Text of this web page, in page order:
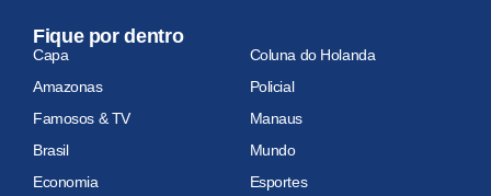
Fique por dentro
Capa
Coluna do Holanda
Amazonas
Policial
Famosos & TV
Manaus
Brasil
Mundo
Economia
Esportes